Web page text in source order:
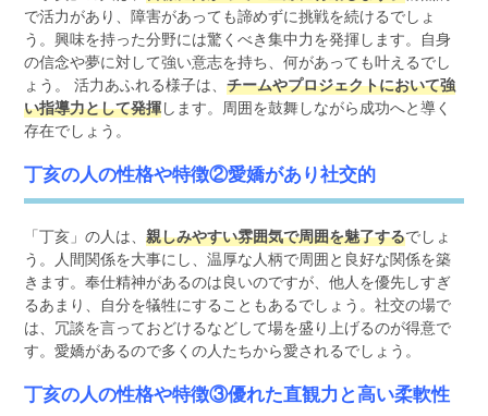
で活力があり、障害があっても諦めずに挑戦を続けるでしょ
う。興味を持った分野には驚くべき集中力を発揮します。自身
の信念や夢に対して強い意志を持ち、何があっても叶えるでし
ょう。 活力あふれる様子は、チームやプロジェクトにおいて強
い指導力として発揮します。周囲を鼓舞しながら成功へと導く
存在でしょう。
丁亥の人の性格や特徴②愛嬌があり社交的
「丁亥」の人は、親しみやすい雰囲気で周囲を魅了するでしょ
う。人間関係を大事にし、温厚な人柄で周囲と良好な関係を築
きます。奉仕精神があるのは良いのですが、他人を優先しすぎ
るあまり、自分を犠牲にすることもあるでしょう。社交の場で
は、冗談を言っておどけるなどして場を盛り上げるのが得意で
す。愛嬌があるので多くの人たちから愛されるでしょう。
丁亥の人の性格や特徴③優れた直観力と高い柔軟性